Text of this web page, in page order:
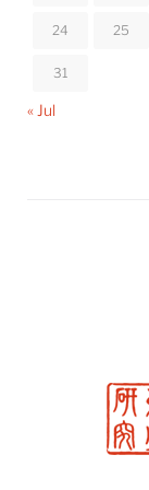
24 25
31
« Jul